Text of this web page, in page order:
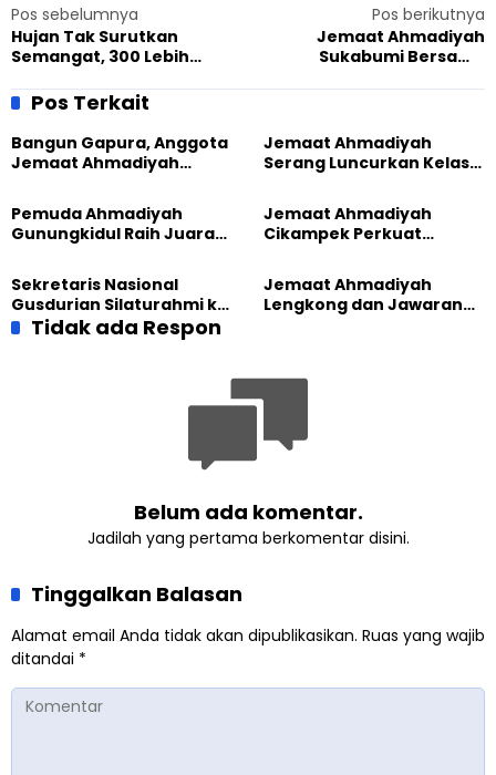
Pos sebelumnya
Hujan Tak Surutkan
Semangat, 300 Lebih
Ahmadiyah Kemang Hadiri
Pengajian Hari Khilafat
Pos berikutnya
Jemaat Ahmadiyah
Sukabumi Bersama
Pelantikan Pengurus GAMKI
Pos Terkait
Bangun Gapura, Anggota
Jemaat Ahmadiyah
Sambut HUT RI ke-81
Jemaat Ahmadiyah
Serang Luncurkan Kelas
Generasi Unggul
Pemuda Ahmadiyah
Gunungkidul Raih Juara
Jemaat Ahmadiyah
Cikampek Perkuat
Lewat Pengajian
Gabungan
Sekretaris Nasional
Gusdurian Silaturahmi ke
Jemaat Ahmadiyah
Singaparna, Perkuat Nilai
Jemaat Ahmadiyah
Lengkong dan Jawaran
Tidak ada Respon
Belum ada komentar.
Jadilah yang pertama berkomentar disini.
Tinggalkan Balasan
Alamat email Anda tidak akan dipublikasikan. Ruas yang wajib
ditandai *